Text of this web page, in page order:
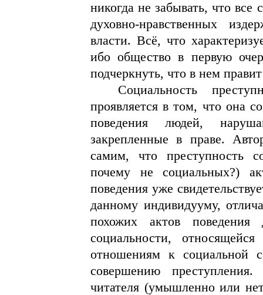
никогда не забывать, что все
духовно-нравственных
власти. Всё, что
ибо общество в первую
подчеркнуть, что в нем
Социальность
проявляется в том, что она
поведения людей,
закрепленные в праве.
самим, что преступность
почему не социальных?)
поведения уже
данному индивидууму,
похожих актов
социальности,
отношениям к социальной
совершению
читателя (умышленно или